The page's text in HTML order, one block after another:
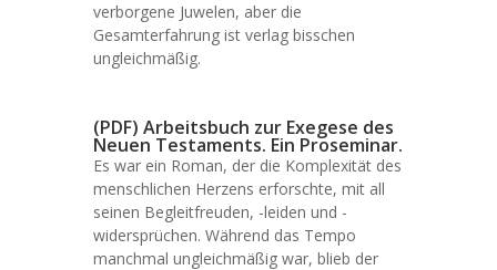
verborgene Juwelen, aber die
Gesamterfahrung ist verlag bisschen
ungleichmäßig.
(PDF) Arbeitsbuch zur Exegese des
Neuen Testaments. Ein Proseminar.
Es war ein Roman, der die Komplexität des
menschlichen Herzens erforschte, mit all
seinen Begleitfreuden, -leiden und -
widersprüchen. Während das Tempo
manchmal ungleichmäßig war, blieb der